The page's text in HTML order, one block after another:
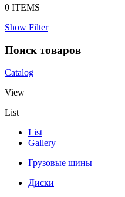
0 ITEMS
Show Filter
Поиск товаров
Catalog
View
List
List
Gallery
Грузовые шины
Диски